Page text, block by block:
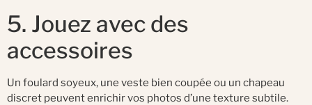
5. Jouez avec des
accessoires
Un foulard soyeux, une veste bien coupée ou un chapeau
discret peuvent enrichir vos photos d’une texture subtile.